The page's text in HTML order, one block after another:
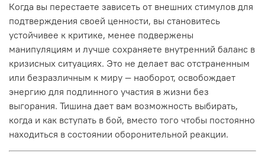
Когда вы перестаете зависеть от внешних стимулов для
подтверждения своей ценности, вы становитесь
устойчивее к критике, менее подвержены
манипуляциям и лучше сохраняете внутренний баланс в
кризисных ситуациях. Это не делает вас отстраненным
или безразличным к миру — наоборот, освобождает
энергию для подлинного участия в жизни без
выгорания. Тишина дает вам возможность выбирать,
когда и как вступать в бой, вместо того чтобы постоянно
находиться в состоянии оборонительной реакции.